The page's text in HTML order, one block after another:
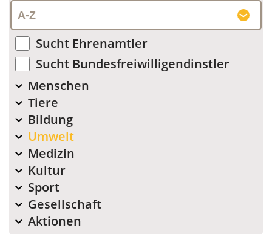
Sucht Ehrenamtler
Sucht Bundesfreiwilligendinstler
Menschen
Tiere
Bildung
Umwelt
Medizin
Kultur
Sport
Gesellschaft
Aktionen